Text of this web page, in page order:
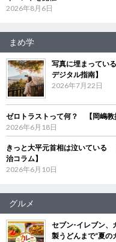
2026年8月6日
まめ学
写真に埋まってい
デジタル指南】
2026年7月22日
ゼロトラストって何？ 【岡嶋教
2026年6月18日
きっと大平元首相は泣いている
治コラム】
2026年6月10日
グルメ
セブン‐イレブン
製うどんまで“夏の